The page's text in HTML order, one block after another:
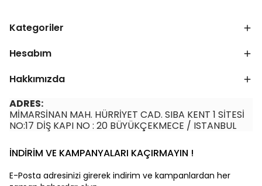
Kategoriler
Hesabım
Hakkımızda
ADRES:
MİMARSİNAN MAH. HÜRRİYET CAD. SIBA KENT 1 SİTESİ
NO:17 DİŞ KAPI NO : 20 BÜYÜKÇEKMECE / ISTANBUL
İNDİRİM VE KAMPANYALARI KAÇIRMAYIN !
E-Posta adresinizi girerek indirim ve kampanlardan her